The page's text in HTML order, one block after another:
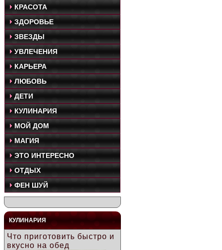
КРАСОТА
ЗДОРОВЬЕ
ЗВЕЗДЫ
УВЛЕЧЕНИЯ
КАРЬЕРА
ЛЮБОВЬ
ДЕТИ
КУЛИНАРИЯ
МОЙ ДОМ
МАГИЯ
ЭТО ИНТЕРЕСНО
ОТДЫХ
ФЕН ШУЙ
КУЛИНАРИЯ
Что приготовить быстро и
вкусно на обед